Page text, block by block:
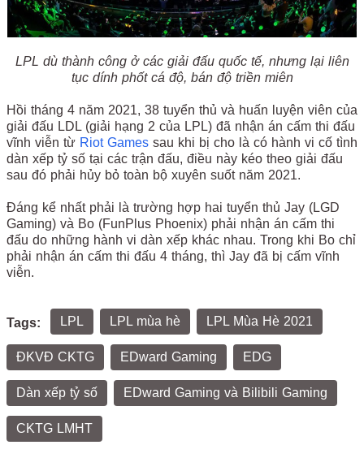
LPL dù thành công ở các giải đấu quốc tế, nhưng lại liên
tục dính phốt cá độ, bán độ triền miên
Hồi tháng 4 năm 2021, 38 tuyển thủ và huấn luyện viên của
giải đấu LDL (giải hạng 2 của LPL) đã nhận án cấm thi đấu
vĩnh viễn từ Riot Games sau khi bị cho là có hành vi cố tình
dàn xếp tỷ số tại các trận đấu, điều này kéo theo giải đấu
sau đó phải hủy bỏ toàn bộ xuyên suốt năm 2021.
Đáng kể nhất phải là trường hợp hai tuyển thủ Jay (LGD
Gaming) và Bo (FunPlus Phoenix) phải nhận án cấm thi
đấu do những hành vi dàn xếp khác nhau. Trong khi Bo chỉ
phải nhận án cấm thi đấu 4 tháng, thì Jay đã bị cấm vĩnh
viễn.
Tags: LPL LPL mùa hè LPL Mùa Hè 2021
ĐKVĐ CKTG EDward Gaming EDG
Dàn xếp tỷ số EDward Gaming và Bilibili Gaming
CKTG LMHT